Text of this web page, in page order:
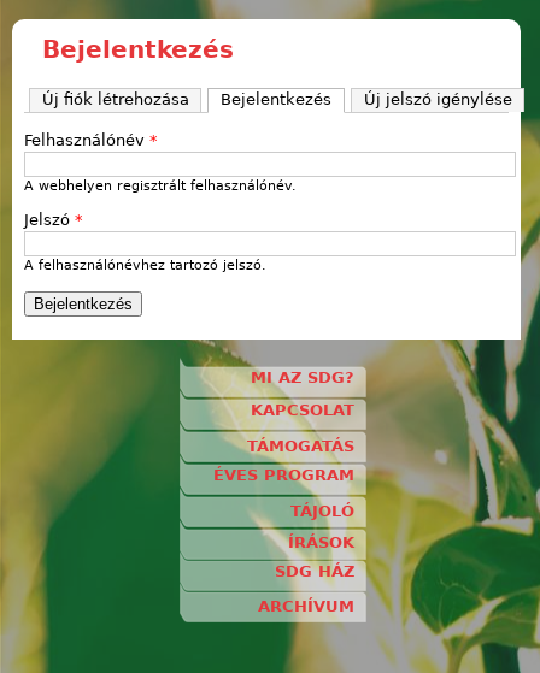
Bejelentkezés
Új fiók létrehozása Bejelentkezés (aktív fül)
Új jelszó igénylése
Felhasználónév *
A webhelyen regisztrált felhasználónév.
Jelszó *
A felhasználónévhez tartozó jelszó.
MI AZ SDG?
KAPCSOLAT
TÁMOGATÁS
ÉVES PROGRAM
TÁJOLÓ
ÍRÁSOK
SDG HÁZ
ARCHÍVUM